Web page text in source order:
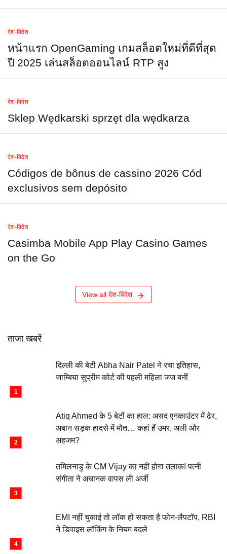
देश-विदेश
หน้าแรก OpenGaming เกมสล็อตใหม่ที่ดีที่สุด
ปี 2025 เล่นสล็อตออนไลน์ RTP สูง
देश-विदेश
Sklep Wędkarski sprzęt dla wędkarza
देश-विदेश
Códigos de bônus de cassino 2026 Cód
exclusivos sem depósito
देश-विदेश
Casimba Mobile App Play Casino Games
on the Go
View all देश-विदेश
ताजा खबरें
दिल्ली की बेटी Abha Nair Patel ने रचा इतिहास,
जाम्बिया सुप्रीम कोर्ट की पहली महिला जज बनीं
Atiq Ahmed के 5 बेटों का हाल: असद एनकाउंटर में ढेर,
अबान सड़क हादसे में मौत… कहां हैं उमर, अली और
अहजम?
तमिलनाडु के CM Vijay का नहीं होगा तलाक! पत्नी
संगीता ने अचानक वापस ली अर्जी
EMI नहीं चुकाई तो लॉक हो सकता है फोन-लैपटॉप, RBI
ने डिवाइस लॉकिंग के नियम बदले